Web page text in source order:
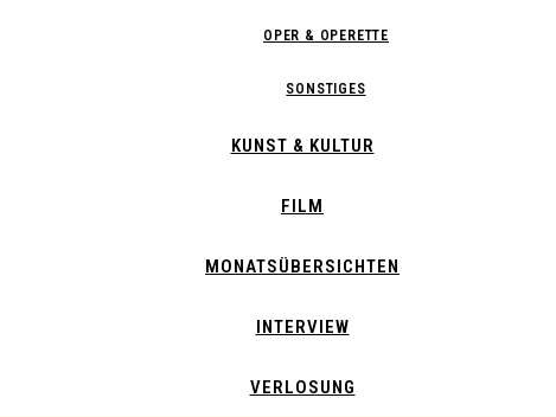
OPER & OPERETTE
SONSTIGES
KUNST & KULTUR
FILM
MONATSÜBERSICHTEN
INTERVIEW
VERLOSUNG